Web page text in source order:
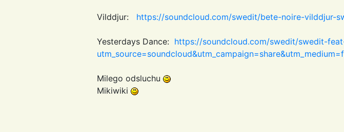
Vilddjur: https://soundcloud.com/swedit/bete-noire-vilddjur-
Yesterdays Dance: https://soundcloud.com/swedit/swedit-
Milego odsluchu
Mikiwiki